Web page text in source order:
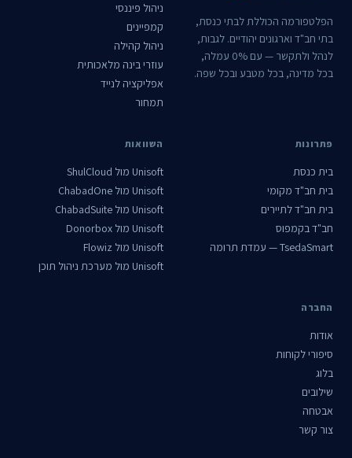
הפלטפורמה הכוללת לבתי כנסת,
בתי חב"ד וארגונים יהודיים. לגבות,
לנהל ולתקשר — עם 0% עמלה,
בכל מדינה, בכל מטבע ובכל שפה.
ניהול פיננסי
קמפיינים
ניהול קהילה
עוזרי בינה מלאכותית
אפליקציה לנייד
תמחור
פתרונות
בית כנסת
בית חב"ד מקומי
בית חב"ד לתיירים
חב"ד בקמפוס
TsedaSmart — עמדת תרומה
השוואות
Unisoft מול ShulCloud
Unisoft מול ChabadOne
Unisoft מול ChabadSuite
Unisoft מול Donorbox
Unisoft מול Flowiz
Unisoft מול מערכת ניהול תוכן
החברה
אודות
סיפורי לקוחות
בלוג
שילובים
אבטחה
צור קשר